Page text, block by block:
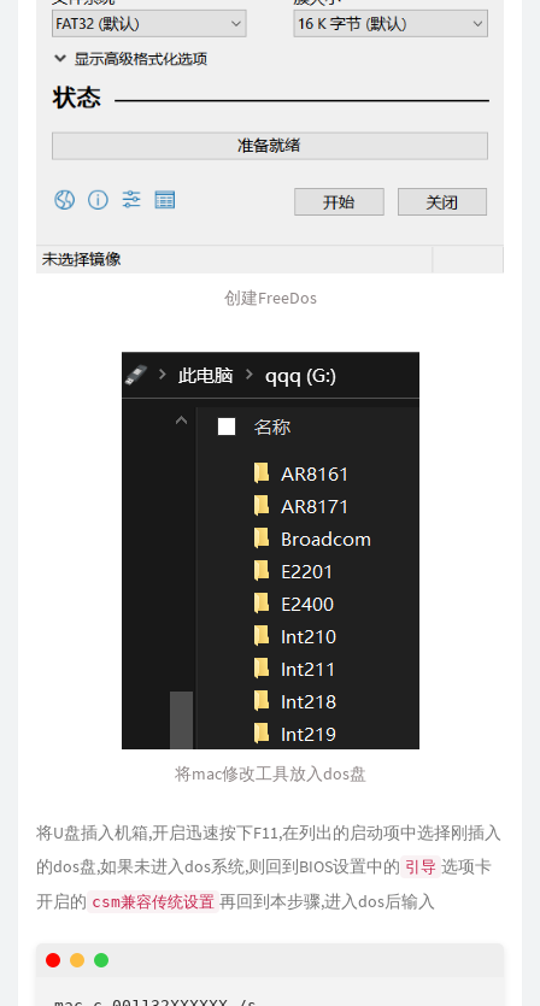
创建FreeDos
将mac修改工具放入dos盘
将U盘插入机箱,开启迅速按下F11,在列出的启动项中选择刚插入
的dos盘,如果未进入dos系统,则回到BIOS设置中的 引导 选项卡
开启的 csm兼容传统设置 再回到本步骤,进入dos后输入